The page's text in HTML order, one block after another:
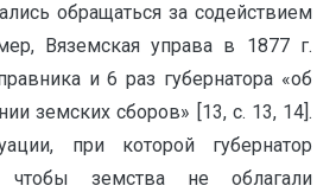
обращаться за содействием
Вяземская управа в 1877 г.
и 6 раз губернатора «об
земских сборов» [13, c. 13, 14].
при которой губернатор
земства не облагали